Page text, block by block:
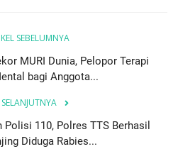
SEBELUMNYA
MURI Dunia, Pelopor Terapi
bagi Anggota...
Polisi 110, Polres TTS Berhasil
Diduga Rabies...